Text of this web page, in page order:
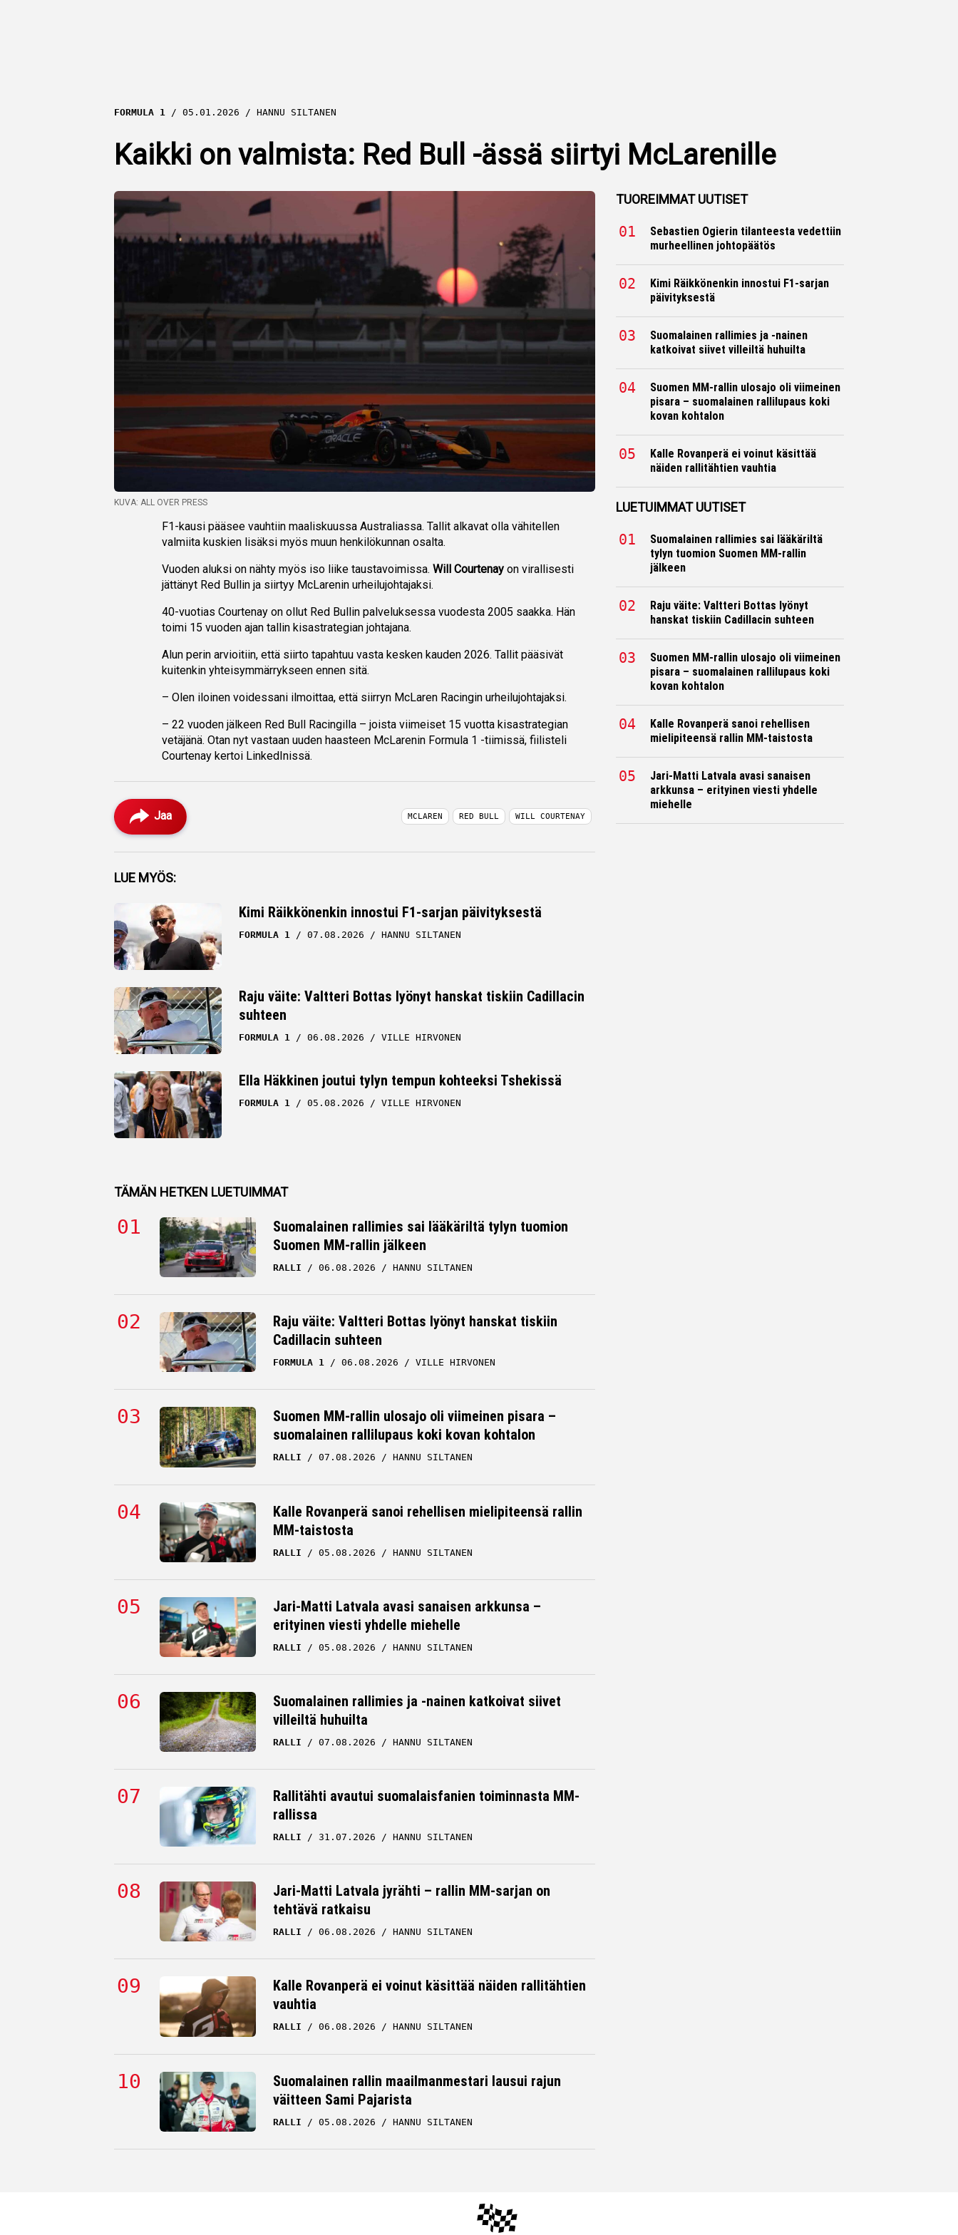
FORMULA 1 05.01.2026 HANNU SILTANEN
Kaikki on valmista: Red Bull -ässä siirtyi McLarenille
KUVA: ALL OVER PRESS
F1-kausi pääsee vauhtiin maaliskuussa Australiassa. Tallit alkavat olla vähitellen
valmiita kuskien lisäksi myös muun henkilökunnan osalta.
Vuoden aluksi on nähty myös iso liike taustavoimissa.Will Courtenay on virallisesti
jättänyt Red Bullin ja siirtyy McLarenin urheilujohtajaksi.
40-vuotias Courtenay on ollut Red Bullin palveluksessa vuodesta 2005 saakka. Hän
toimi 15 vuoden ajan tallin kisastrategian johtajana.
Alun perin arvioitiin, että siirto tapahtuu vasta kesken kauden 2026. Tallit pääsivät
kuitenkin yhteisymmärrykseen ennen sitä.
– Olen iloinen voidessani ilmoittaa, että siirryn McLaren Racingin urheilujohtajaksi.
– 22 vuoden jälkeen Red Bull Racingilla – joista viimeiset 15 vuotta kisastrategian
vetäjänä. Otan nyt vastaan uuden haasteen McLarenin Formula 1 -tiimissä, fiilisteli
Courtenay kertoi LinkedInissä.
Jaa
Facebook
Twitter
Whatsapp
MCLAREN RED BULL WILL COURTENAY
LUE MYÖS:
Kimi Räikkönenkin innostui F1-sarjan päivityksestä
FORMULA 1 07.08.2026 HANNU SILTANEN
Raju väite: Valtteri Bottas lyönyt hanskat tiskiin Cadillacin
suhteen
FORMULA 1 06.08.2026 VILLE HIRVONEN
Ella Häkkinen joutui tylyn tempun kohteeksi Tshekissä
FORMULA 1 05.08.2026 VILLE HIRVONEN
TÄMÄN HETKEN LUETUIMMAT
Suomalainen rallimies sai lääkäriltä tylyn tuomion
Suomen MM-rallin jälkeen
RALLI 06.08.2026 HANNU SILTANEN
Raju väite: Valtteri Bottas lyönyt hanskat tiskiin
Cadillacin suhteen
FORMULA 1 06.08.2026 VILLE HIRVONEN
Suomen MM-rallin ulosajo oli viimeinen pisara –
suomalainen rallilupaus koki kovan kohtalon
RALLI 07.08.2026 HANNU SILTANEN
Kalle Rovanperä sanoi rehellisen mielipiteensä rallin
MM-taistosta
RALLI 05.08.2026 HANNU SILTANEN
Jari-Matti Latvala avasi sanaisen arkkunsa –
erityinen viesti yhdelle miehelle
RALLI 05.08.2026 HANNU SILTANEN
Suomalainen rallimies ja -nainen katkoivat siivet
villeiltä huhuilta
RALLI 07.08.2026 HANNU SILTANEN
Rallitähti avautui suomalaisfanien toiminnasta MM-
rallissa
RALLI 31.07.2026 HANNU SILTANEN
Jari-Matti Latvala jyrähti – rallin MM-sarjan on
tehtävä ratkaisu
RALLI 06.08.2026 HANNU SILTANEN
Kalle Rovanperä ei voinut käsittää näiden rallitähtien
vauhtia
RALLI 06.08.2026 HANNU SILTANEN
Suomalainen rallin maailmanmestari lausui rajun
väitteen Sami Pajarista
RALLI 05.08.2026 HANNU SILTANEN
TUOREIMMAT UUTISET
Sebastien Ogierin tilanteesta vedettiin
murheellinen johtopäätös
Kimi Räikkönenkin innostui F1-sarjan
päivityksestä
Suomalainen rallimies ja -nainen
katkoivat siivet villeiltä huhuilta
Suomen MM-rallin ulosajo oli viimeinen
pisara – suomalainen rallilupaus koki
kovan kohtalon
Kalle Rovanperä ei voinut käsittää
näiden rallitähtien vauhtia
LUETUIMMAT UUTISET
Suomalainen rallimies sai lääkäriltä
tylyn tuomion Suomen MM-rallin
jälkeen
Raju väite: Valtteri Bottas lyönyt
hanskat tiskiin Cadillacin suhteen
Suomen MM-rallin ulosajo oli viimeinen
pisara – suomalainen rallilupaus koki
kovan kohtalon
Kalle Rovanperä sanoi rehellisen
mielipiteensä rallin MM-taistosta
Jari-Matti Latvala avasi sanaisen
arkkunsa – erityinen viesti yhdelle
miehelle